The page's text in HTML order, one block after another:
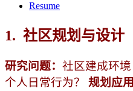
Resume
1. 社区规划与设计
研究问题： 社区建成环
个人日常行为？ 规划应